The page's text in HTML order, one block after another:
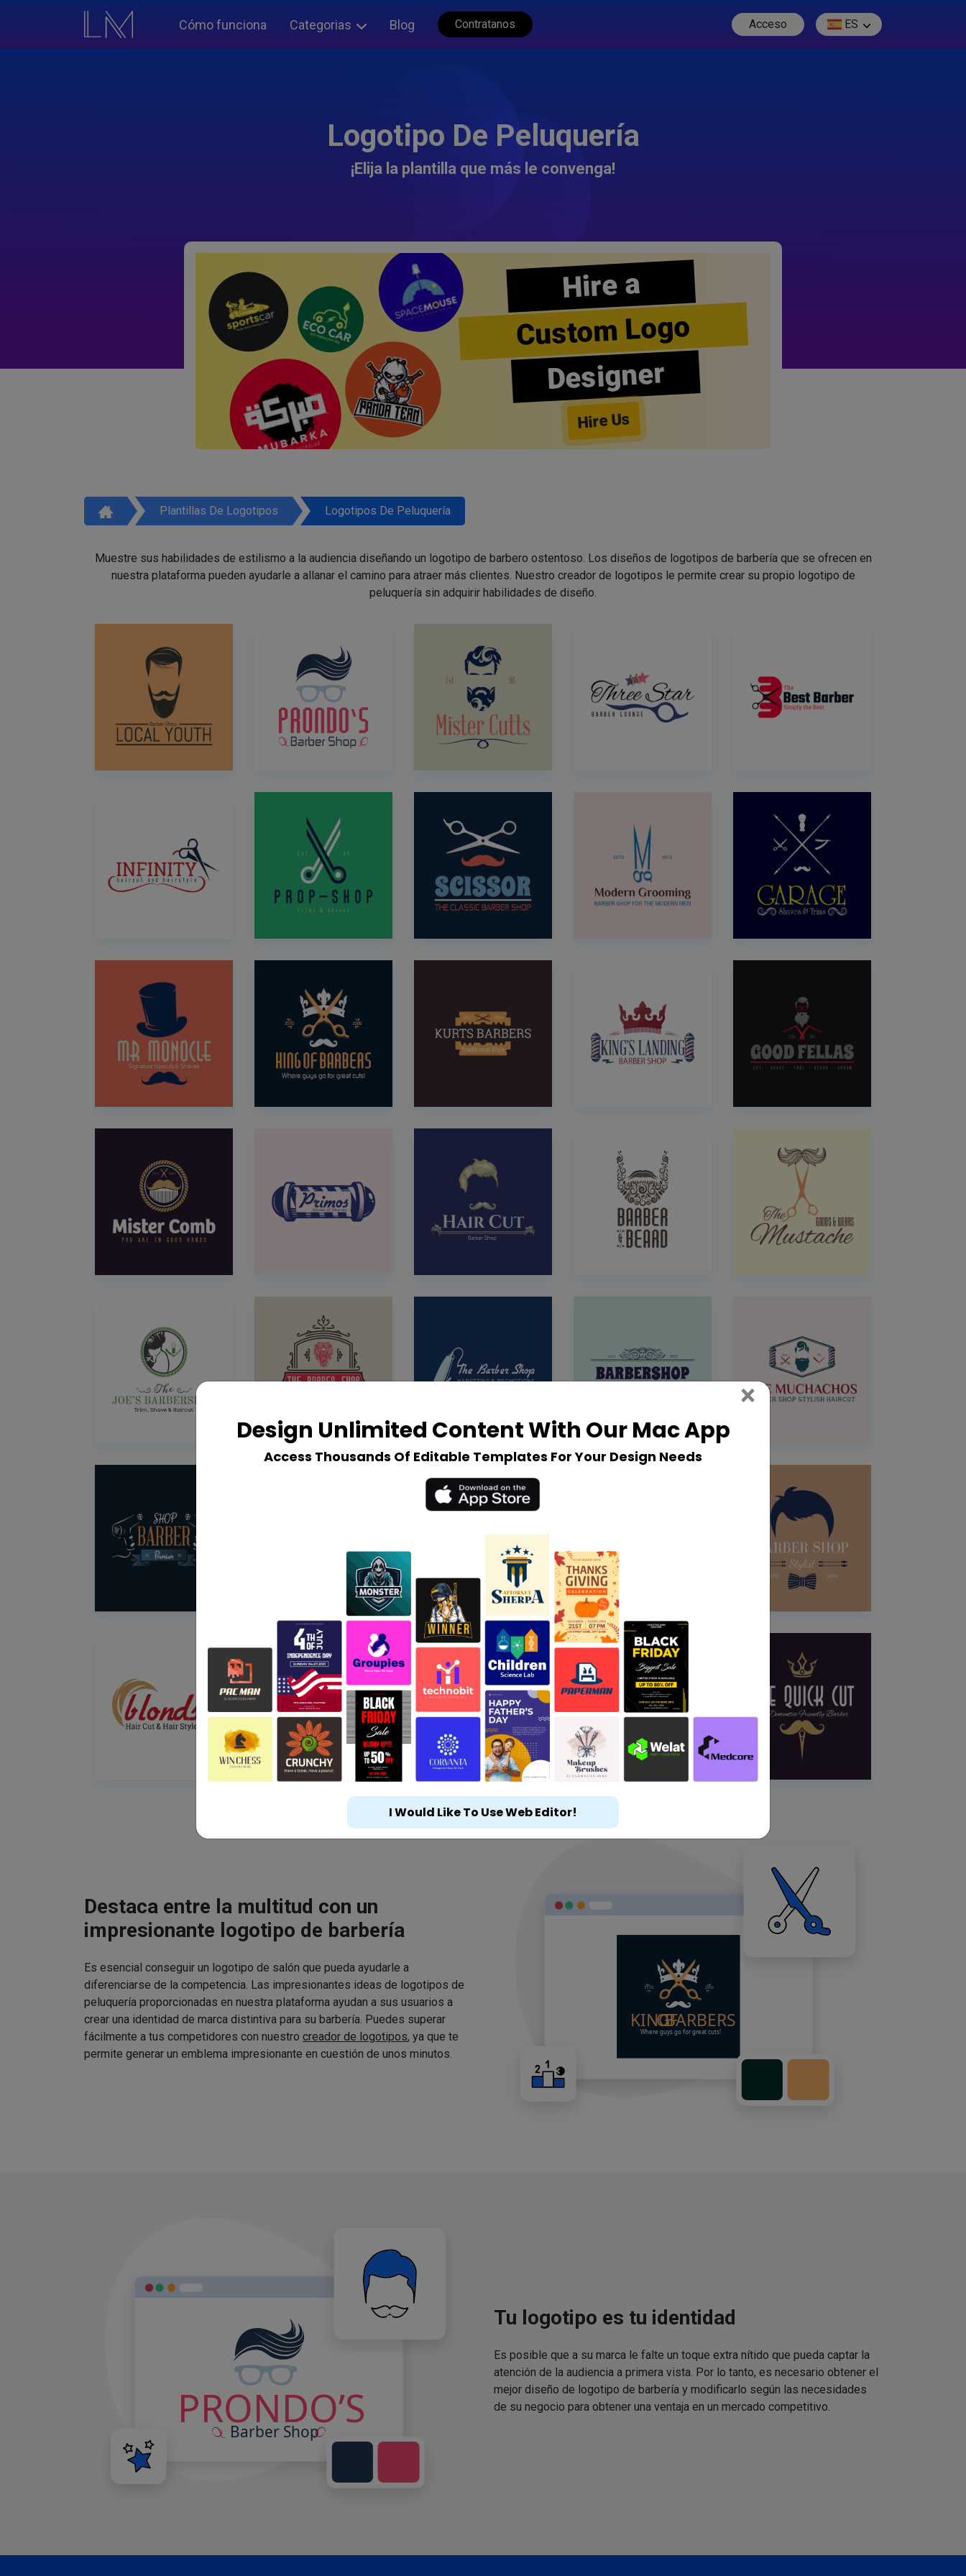
Cómo funciona Categorias Blog Contratanos Acceso ES
Logotipo De Peluquería
¡Elija la plantilla que más le convenga!
Hire a
Custom Logo
Designer
Hire Us
Plantillas De Logotipos Logotipos De Peluquería
Muestre sus habilidades de estilismo a la audiencia diseñando un logotipo de barbero ostentoso. Los diseños de logotipos de barbería que se ofrecen en
nuestra plataforma pueden ayudarle a allanar el camino para atraer más clientes. Nuestro creador de logotipos le permite crear su propio logotipo de
peluquería sin adquirir habilidades de diseño.
Destaca entre la multitud con un
impresionante logotipo de barbería
Es esencial conseguir un logotipo de salón que pueda ayudarle a
diferenciarse de la competencia. Las impresionantes ideas de logotipos de
peluquería proporcionadas en nuestra plataforma ayudan a sus usuarios a
crear una identidad de marca distintiva para su barbería. Puedes superar
fácilmente a tus competidores con nuestro creador de logotipos, ya que te
permite generar un emblema impresionante en cuestión de unos minutos.
Tu logotipo es tu identidad
Es posible que a su marca le falte un toque extra nítido que pueda captar la
atención de la audiencia a primera vista. Por lo tanto, es necesario obtener el
mejor diseño de logotipo de barbería y modificarlo según las necesidades
de su negocio para obtener una ventaja en un mercado competitivo.
Design Unlimited Content With Our Mac App
Access Thousands Of Editable Templates For Your Design Needs
× Close
I Would Like To Use Web Editor!